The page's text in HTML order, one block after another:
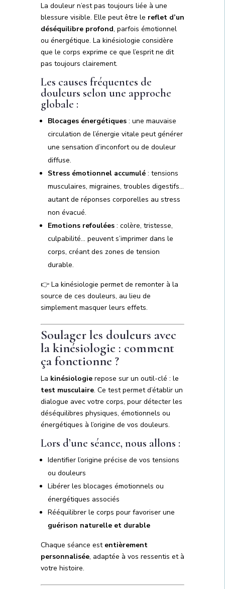
La douleur n’est pas toujours liée à une
blessure visible. Elle peut être le reflet d’un
déséquilibre profond, parfois émotionnel
ou énergétique. La kinésiologie considère
que le corps exprime ce que l’esprit ne dit
pas toujours clairement.
Les causes fréquentes de
douleurs selon une approche
globale :
Blocages énergétiques: une mauvaise
circulation de l’énergie vitale peut générer
une sensation d’inconfort ou de douleur
diffuse.
Stress émotionnel accumulé: tensions
musculaires, migraines, troubles digestifs…
autant de réponses corporelles au stress
non évacué.
Emotions refoulées: colère, tristesse,
culpabilité… peuvent s’imprimer dans le
corps, créant des zones de tension
durable.
👉 La kinésiologie permet de remonter à la
source de ces douleurs, au lieu de
simplement masquer leurs effets.
Soulager les douleurs avec
la kinésiologie : comment
ça fonctionne ?
La kinésiologierepose sur un outil-clé : le
test musculaire. Ce test permet d’établir un
dialogue avec votre corps, pour détecter les
déséquilibres physiques, émotionnels ou
énergétiques à l’origine de vos douleurs.
Lors d’une séance, nous allons :
Identifier l’origine précise de vos tensions
ou douleurs
Libérer les blocages émotionnels ou
énergétiques associés
Rééquilibrer le corps pour favoriser une
guérison naturelle et durable
Chaque séance est entièrement
personnalisée, adaptée à vos ressentis et à
votre histoire.